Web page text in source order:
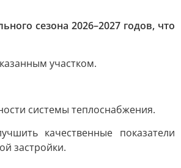
сезона 2026–2027 годов, что
участком.
системы теплоснабжения.
качественные показатели
застройки.